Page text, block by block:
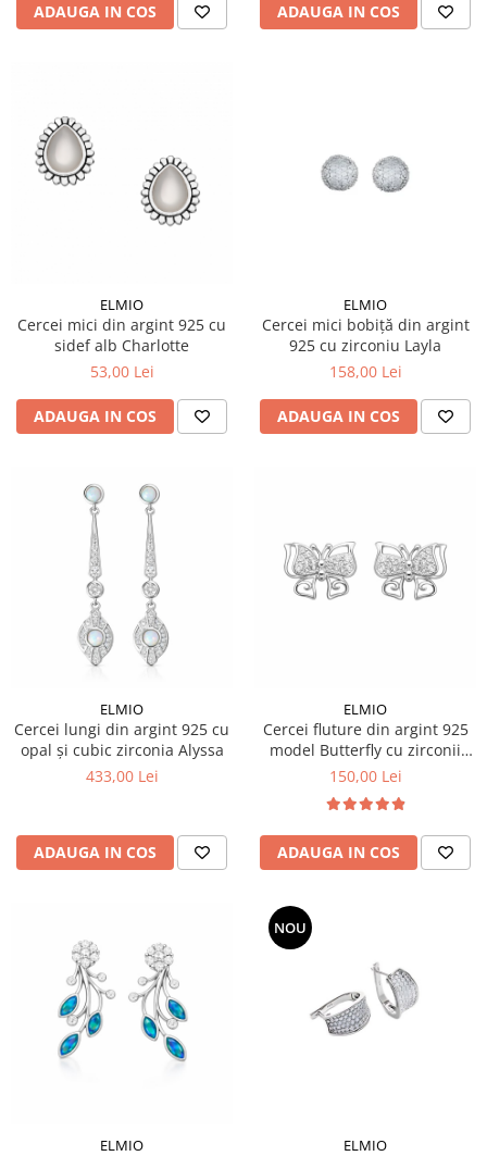
ADAUGA IN COS ADAUGA IN COS
ELMIO
Cercei mici din argint 925 cu
sidef alb Charlotte
53,00 Lei
ADAUGA IN COS
ELMIO
Cercei mici bobiță din argint
925 cu zirconiu Layla
158,00 Lei
ADAUGA IN COS
ELMIO
Cercei lungi din argint 925 cu
opal și cubic zirconia Alyssa
433,00 Lei
ADAUGA IN COS
ELMIO
Cercei fluture din argint 925
model Butterfly cu zirconii
albe
150,00 Lei
ADAUGA IN COS
ELMIO
NOU
ELMIO